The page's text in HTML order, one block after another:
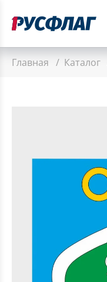
Главная / Каталог